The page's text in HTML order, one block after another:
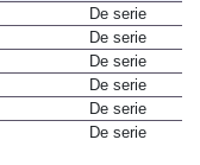
De serie
De serie
De serie
De serie
De serie
De serie